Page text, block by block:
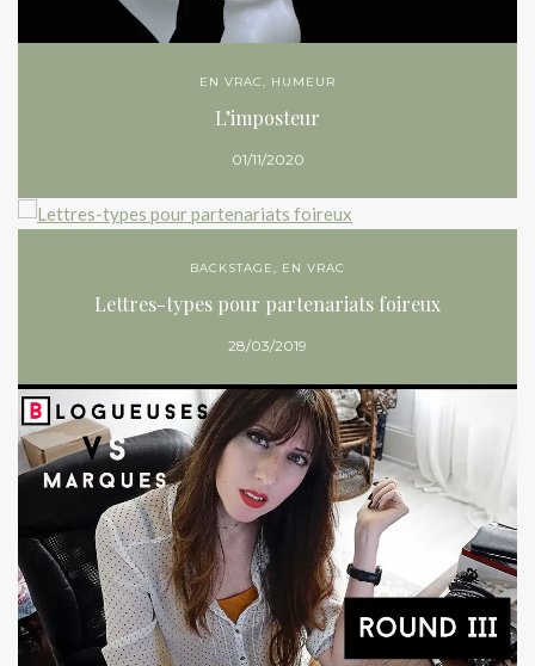
EN VRAC HUMEUR
L’imposteur
01/11/2020
BACKSTAGE, EN VRAC
Lettres-types pour partenariats foireux
28/03/2019